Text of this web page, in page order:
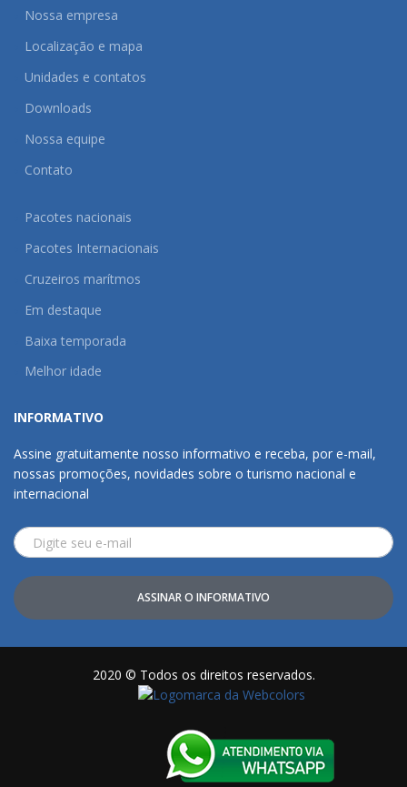
Nossa empresa
Localização e mapa
Unidades e contatos
Downloads
Nossa equipe
Contato
Pacotes nacionais
Pacotes Internacionais
Cruzeiros marítmos
Em destaque
Baixa temporada
Melhor idade
INFORMATIVO
Assine gratuitamente nosso informativo e receba, por e-mail,
nossas promoções, novidades sobre o turismo nacional e
internacional
ASSINAR O INFORMATIVO
2020 © Todos os direitos reservados.